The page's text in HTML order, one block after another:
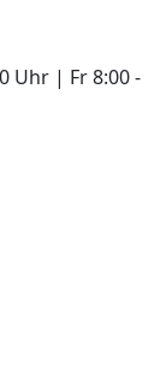
Uhr | Fr 8:00 -